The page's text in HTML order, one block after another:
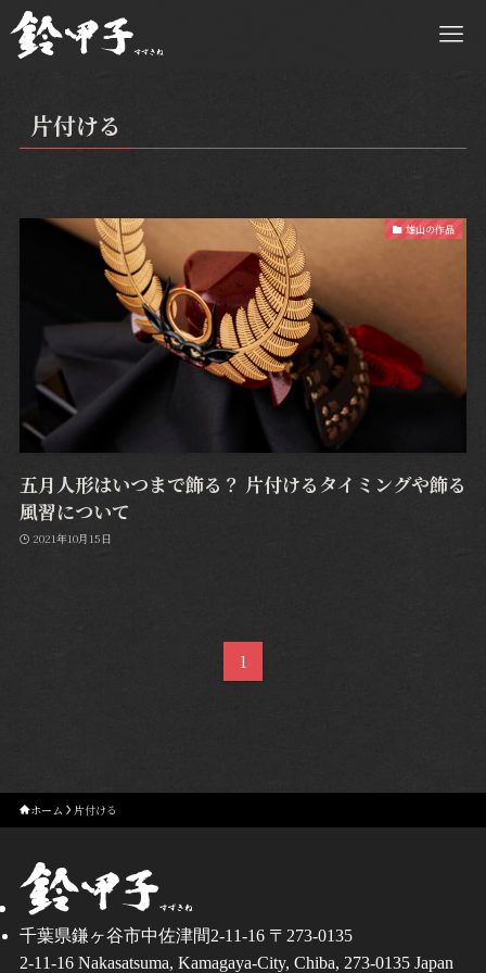
片付ける
雄山の作品
五月人形はいつまで飾る？ 片付けるタイミングや飾る
風習について
2021年10月15日
1
ホーム 片付ける
千葉県鎌ヶ谷市中佐津間2-11-16 〒273-0135
2-11-16 Nakasatsuma, Kamagaya-City, Chiba, 273-0135 Japan